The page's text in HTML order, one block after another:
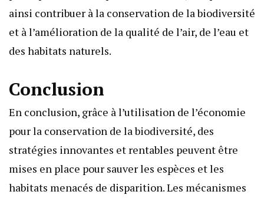
ainsi contribuer à la conservation de la biodiversité
et à l’amélioration de la qualité de l’air, de l’eau et
des habitats naturels.
Conclusion
En conclusion, grâce à l’utilisation de l’économie
pour la conservation de la biodiversité, des
stratégies innovantes et rentables peuvent être
mises en place pour sauver les espèces et les
habitats menacés de disparition. Les mécanismes